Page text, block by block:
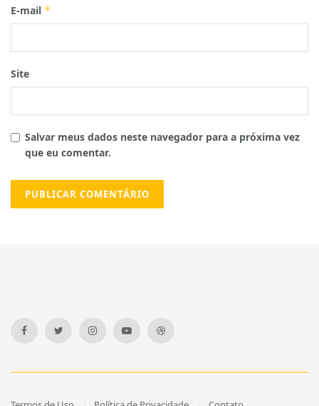
E-mail *
Site
Salvar meus dados neste navegador para a próxima vez
que eu comentar.